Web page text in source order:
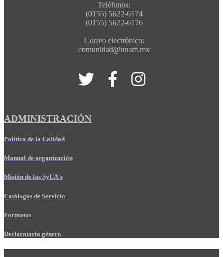
Teléfonos:
(0155) 5622-6174
(0155) 5622-6176
Correo electrónico:
comunidad@unam.mx
ADMINISTRACIÓN
Política de la Calidad
Manual de organización
Misión de las SyUA's
Catálogos de Servicio
Formatos
Declaratoria género